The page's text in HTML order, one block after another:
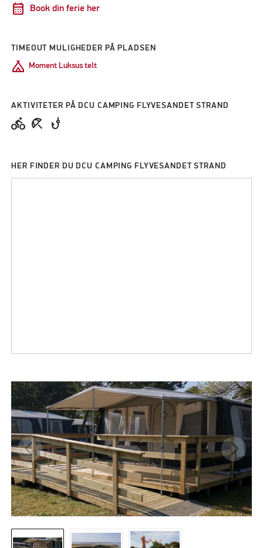
calendar_month Book din ferie her
TIMEOUT MULIGHEDER PÅ PLADSEN
Camping Moment Luksus telt
AKTIVITETER PÅ DCU CAMPING FLYVESANDET STRAND
directions_bike beach_access phishing
HER FINDER DU DCU CAMPING FLYVESANDET STRAND